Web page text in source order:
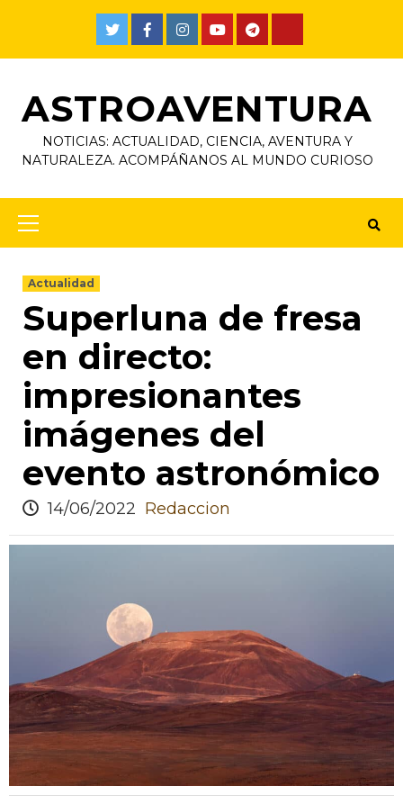
ASTROAVENTURA
NOTICIAS: ACTUALIDAD, CIENCIA, AVENTURA Y
NATURALEZA. ACOMPÁÑANOS AL MUNDO CURIOSO
Actualidad
Superluna de fresa
en directo:
impresionantes
imágenes del
evento astronómico
14/06/2022 Redaccion